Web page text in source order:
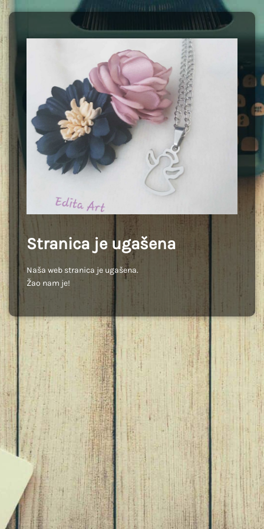
Stranica je ugašena
Naša web stranica je ugašena.
Žao nam je!